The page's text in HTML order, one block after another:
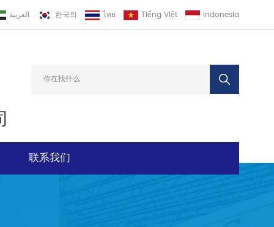
العربية 한국의 ไทย Tiếng Việt Indonesia
联系我们